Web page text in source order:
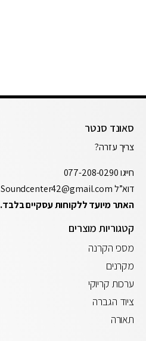
סאונד סנטר
צריך עזרה?
חייגו077-208-0290
דוא”ל
האתר מיועד ללקוחות עסקיים בלבד.
קטגוריות מוצרים
מסכי הקרנה
מקרנים
ערכות קריוקי
ציוד הגברה
תאורה